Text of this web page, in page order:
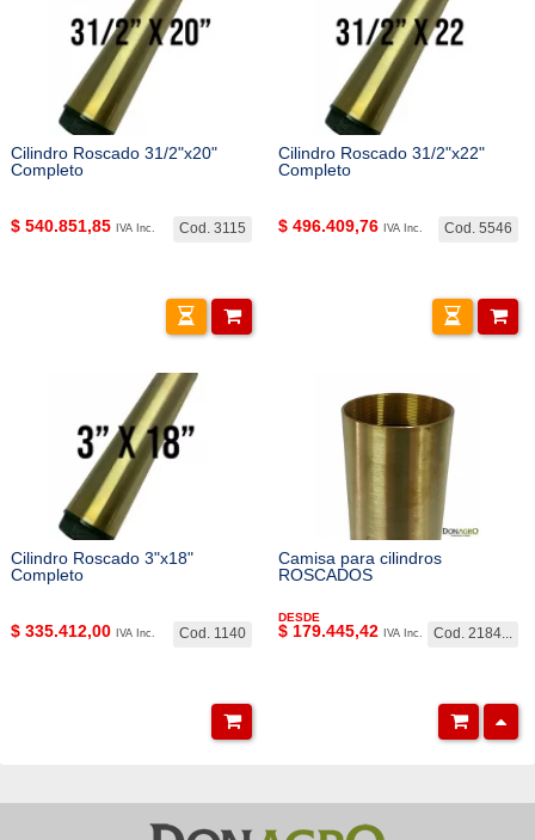
Cilindro Roscado 31/2"x20"
Completo
Cod. 3115
$ 540.851,85 IVA Inc.
Cilindro Roscado 31/2"x22"
Completo
Cod. 5546
$ 496.409,76 IVA Inc.
Cilindro Roscado 3"x18"
Completo
Cod. 1140
$ 335.412,00 IVA Inc.
Camisa para cilindros
ROSCADOS
Cod. 2184...
DESDE
$ 179.445,42 IVA Inc.